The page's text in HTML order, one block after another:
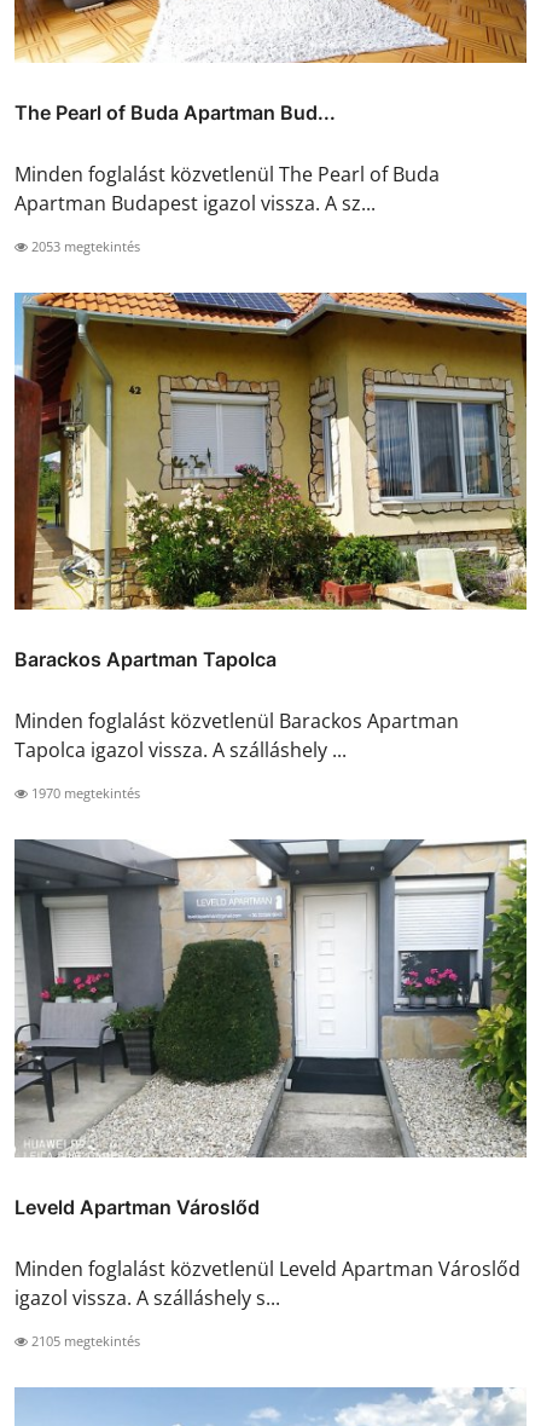
The Pearl of Buda Apartman Bud...
Minden foglalást közvetlenül The Pearl of Buda
Apartman Budapest igazol vissza. A sz...
2053 megtekintés
Barackos Apartman Tapolca
Minden foglalást közvetlenül Barackos Apartman
Tapolca igazol vissza. A szálláshely ...
1970 megtekintés
Leveld Apartman Városlőd
Minden foglalást közvetlenül Leveld Apartman Városlőd
igazol vissza. A szálláshely s...
2105 megtekintés